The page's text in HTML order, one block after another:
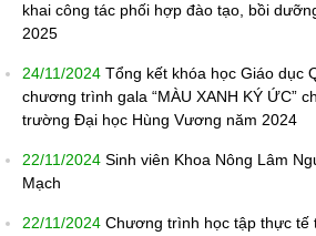
khai công tác phối hợp đào tạo, bồi
2025
24/11/2024 Tổng kết khóa học Giáo dục
chương trình gala “MÀU XANH KÝ ỨC”
trường Đại học Hùng Vương năm 2024
22/11/2024 Sinh viên Khoa Nông Lâm
Mạch
22/11/2024 Chương trình học tập thực